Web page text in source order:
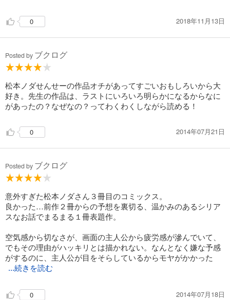
0 2018年11月13日
Posted by ブクログ
松本ノダせんせーの作品オチがあってすごいおもしろいから大
好き。先生の作品は、ラストにいろいろ明らかになるからなに
があったの？なぜなの？ってわくわくしながら読める！
0 2014年07月21日
Posted by ブクログ
意外すぎた松本ノダさん３冊目のコミックス。
良かった…前作２冊からの予想を裏切る、温かみのあるシリア
スなお話でまるまる１冊表題作。
空気感から切なさが、画面の主人公から疲労感が滲んでいて、
でもその理由がハッキリとは描かれない。なんとなく嫌な予感
がするのに、主人公が目をそらしているからモヤがかかった
...続きを読む
0 2014年07月18日